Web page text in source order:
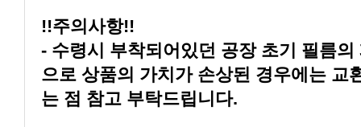
!!주의사항!!
는 점 참고 부탁드립니다.